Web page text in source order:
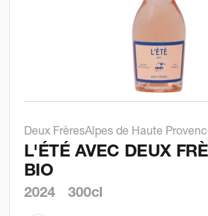
Deux FrèresAlpes de Haute
L'ÉTÉ AVEC DEUX
BIO
2024 300cl